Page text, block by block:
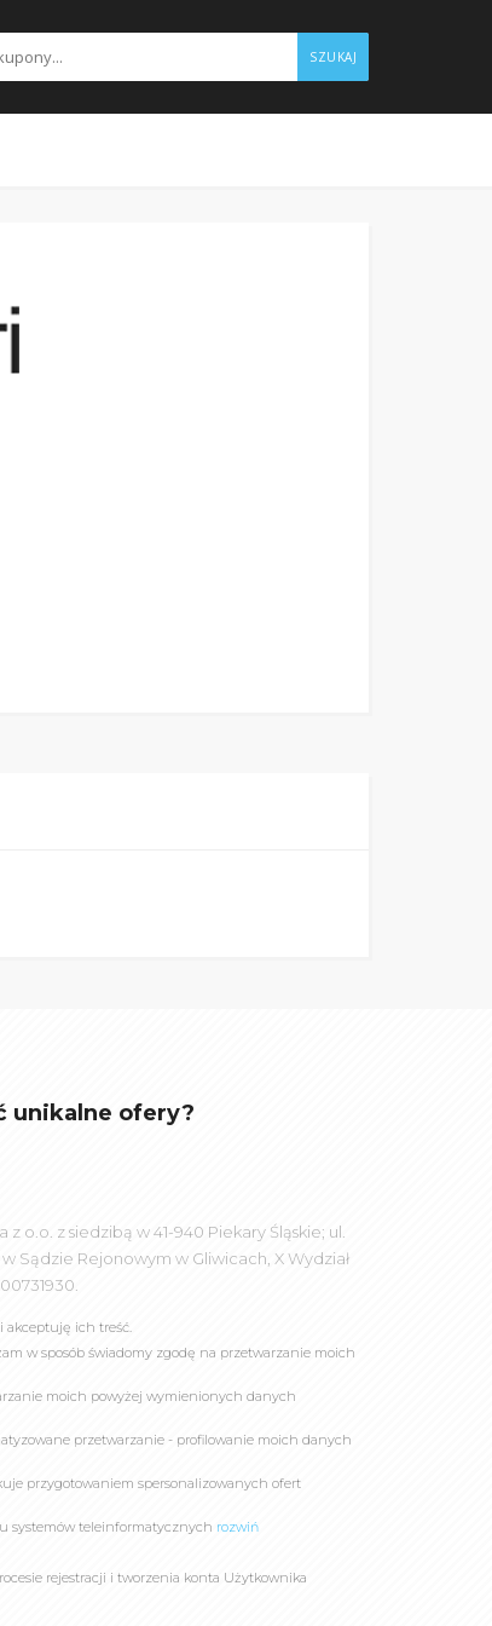
SZUKAJ
unikalne ofery?
z siedzibą w 41-940 Piekary Śląskie; ul.
Sądzie Rejonowym w Gliwicach, X Wydział
i akceptuję ich treść.
w sposób świadomy zgodę na przetwarzanie moich
moich powyżej wymienionych danych
przetwarzanie - profilowanie moich danych
przygotowaniem spersonalizowanych ofert
systemów teleinformatycznych rozwiń
rejestracji i tworzenia konta Użytkownika